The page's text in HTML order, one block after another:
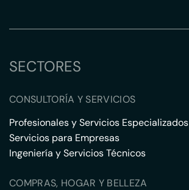
SECTORES
CONSULTORÍA Y SERVICIOS
Profesionales y Servicios Especializados
Servicios para Empresas
Ingeniería y Servicios Técnicos
COMPRAS, HOGAR Y BELLEZA